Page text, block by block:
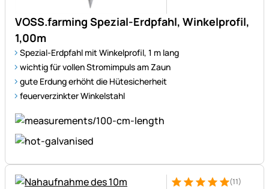
VOSS.farming Spezial-Erdpfahl, Winkelprofil,
1,00m
Spezial-Erdpfahl mit Winkelprofil, 1 m lang
wichtig für vollen Stromimpuls am Zaun
gute Erdung erhöht die Hütesicherheit
feuerverzinkter Winkelstahl
Bewertung: 5 von 5 (11
11 Bewertungen (11)